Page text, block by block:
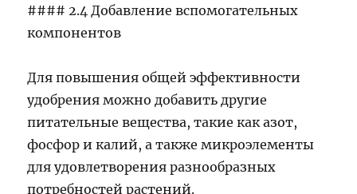
#### 2.4 Добавление вспомогательных
компонентов
Для повышения общей эффективности
удобрения можно добавить другие
питательные вещества, такие как азот,
фосфор и калий, а также микроэлементы
для удовлетворения разнообразных
потребностей растений.